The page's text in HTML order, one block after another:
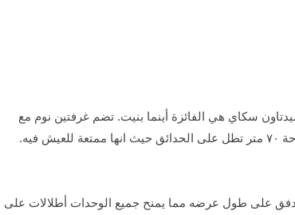
سكاي هي الفائزة أينما بنيت. تضم غرفتين نوم مع
على طول عرضه مما يمنح جميع الوحدات أطلالات على